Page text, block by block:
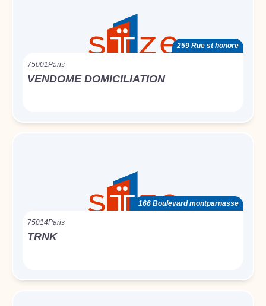
259 Rue st honore
75001Paris
VENDOME DOMICILIATION
166 Boulevard montparnasse
75014Paris
TRNK